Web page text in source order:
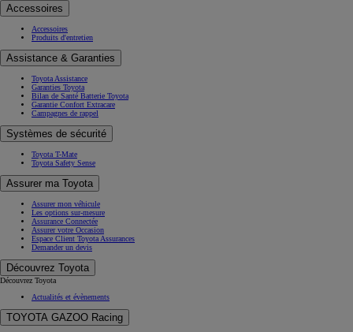
Accessoires
Accessoires
Produits d'entretien
Assistance & Garanties
Toyota Assistance
Garanties Toyota
Bilan de Santé Batterie Toyota
Garantie Confort Extracare
Campagnes de rappel
Systèmes de sécurité
Toyota T-Mate
Toyota Safety Sense
Assurer ma Toyota
Assurer mon véhicule
Les options sur-mesure
Assurance Connectée
Assurer votre Occasion
Espace Client Toyota Assurances
Demander un devis
Découvrez Toyota
Découvrez Toyota
Actualités et évènements
TOYOTA GAZOO Racing